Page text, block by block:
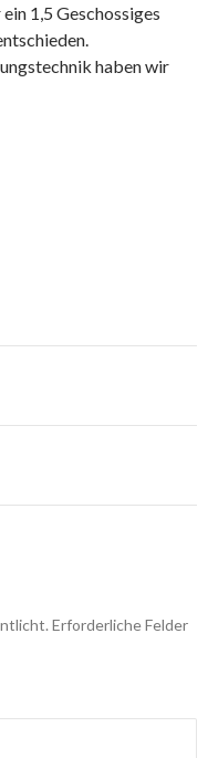
1,5 Geschossiges
haben wir
Erforderliche Felder